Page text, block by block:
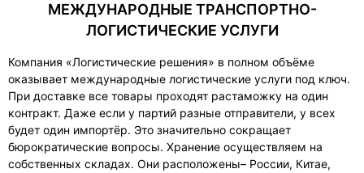
МЕЖДУНАРОДНЫЕ ТРАНСПОРТНО-
ЛОГИСТИЧЕСКИЕ УСЛУГИ
Компания «Логистические решения» в полном объёме
оказывает международные логистические услуги под ключ.
При доставке все товары проходят растаможку на один
контракт. Даже если у партий разные отправители, у всех
будет один импортёр. Это значительно сокращает
бюрократические вопросы. Хранение осуществляем на
собственных складах. Они расположены– России, Китае,